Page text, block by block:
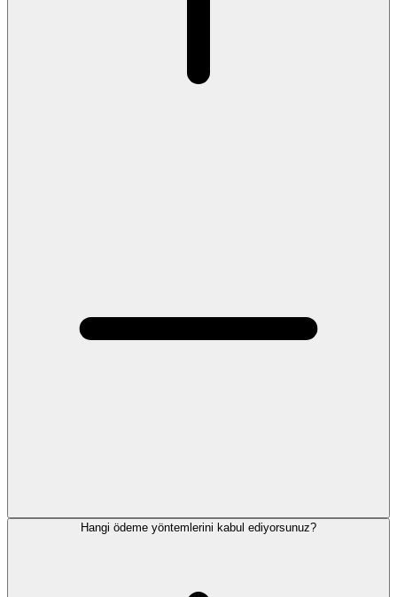
Hangi ödeme yöntemlerini kabul ediyorsunuz?